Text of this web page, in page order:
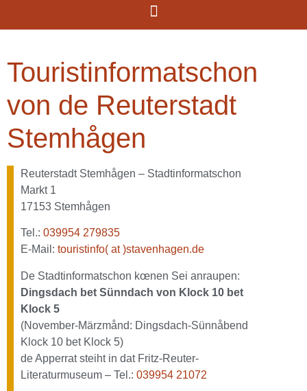
Touristinformatschon
von de Reuterstadt
Stemhågen
Reuterstadt Stemhågen – Stadtinformatschon
Markt 1
17153 Stemhågen
Tel.: 039954 279835
E-Mail: touristinfo( at )stavenhagen.de
De Stadtinformatschon kœnen Sei anraupen:
Dingsdach bet Sünndach von Klock 10 bet
Klock 5
(November-Märzmånd: Dingsdach-Sünnåbend
Klock 10 bet Klock 5)
de Apperrat steiht in dat Fritz-Reuter-
Literaturmuseum – Tel.: 039954 21072